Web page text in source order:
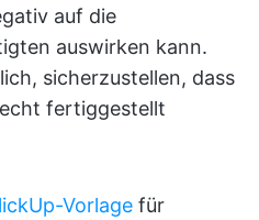
auf die
auswirken kann.
sicherzustellen, dass
fertiggestellt
Vorlage für